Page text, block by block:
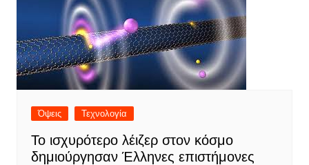
Όψεις Τεχνολογία
Το ισχυρότερο λέιζερ στον κόσμο
δημιούργησαν Έλληνες επιστήμονες